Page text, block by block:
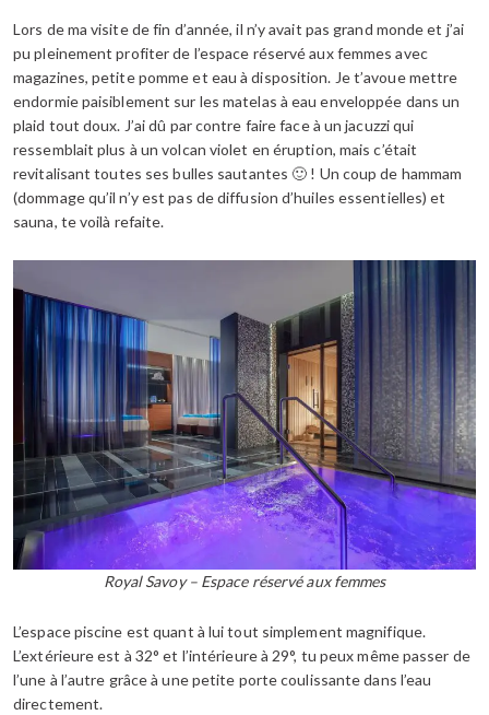
Lors de ma visite de fin d’année, il n’y avait pas grand monde et j’ai
pu pleinement profiter de l’espace réservé aux femmes avec
magazines, petite pomme et eau à disposition. Je t’avoue mettre
endormie paisiblement sur les matelas à eau enveloppée dans un
plaid tout doux. J’ai dû par contre faire face à un jacuzzi qui
ressemblait plus à un volcan violet en éruption, mais c’était
revitalisant toutes ses bulles sautantes 🙂 ! Un coup de hammam
(dommage qu’il n’y est pas de diffusion d’huiles essentielles) et
sauna, te voilà refaite.
Royal Savoy – Espace réservé aux femmes
L’espace piscine est quant à lui tout simplement magnifique.
L’extérieure est à 32° et l’intérieure à 29°, tu peux même passer de
l’une à l’autre grâce à une petite porte coulissante dans l’eau
directement.